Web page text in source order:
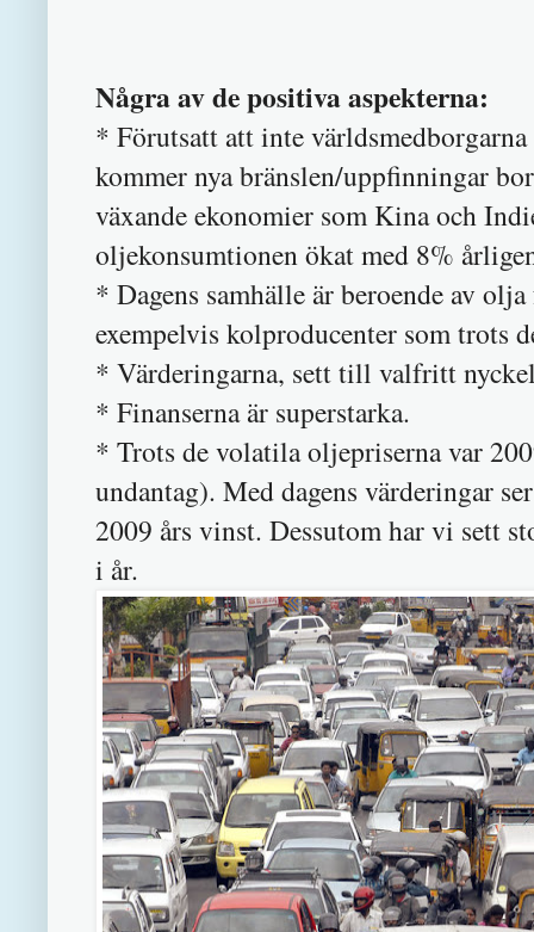
Några av de positiva aspekterna:
* Förutsatt att inte
kommer nya bränslen/uppfinningar
växande ekonomier som Kina och
oljekonsumtionen ökat med 8%
* Dagens samhälle är beroende av
exempelvis kolproducenter som trots
* Värderingarna, sett till valfritt
* Finanserna är superstarka.
* Trots de volatila oljepriserna var
undantag). Med dagens värderingar
2009 års vinst. Dessutom har vi sett
i år.